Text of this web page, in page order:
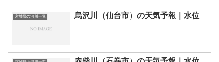
宮城県の河川一覧 烏沢川（仙台市）の天気予報｜水位